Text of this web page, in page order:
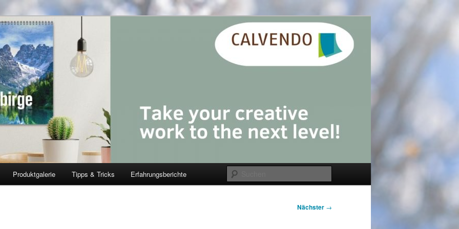
Produktgalerie Tipps & Tricks Erfahrungsberichte
Nächster →